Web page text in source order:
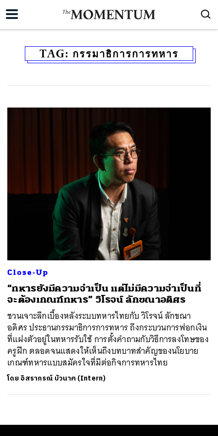
TAG: กรรมาธิการการทหาร
Close-Up
“ทหารยังมีความจําเป็น แต่ไม่มีความจําเป็นที่
จะต้องเกณฑ์ทหาร” วิโรจน์ ลักขณาอดิศร
ชวนเจาะลึกเบื้องหลังระบบทหารไทยกับ วิโรจน์ ลักขณา
อดิศร ประธานกรรมาธิการการทหาร ถึงกระบวนการฟอกเงิน
ที่แฝงตัวอยู่ในทหารรับใช้ การตั้งคำถามกับวิธีการลงโทษของ
ครูฝึก ตลอดจนแสดงให้เห็นถึงบทบาทสำคัญของนโยบาย
เกณฑ์ทหารแบบสมัครใจที่มีต่อกิจการทหารไทย
โดย อิสราภรณ์ บัวนาค (Intern)
SHARE TWEET LINE EMAIL